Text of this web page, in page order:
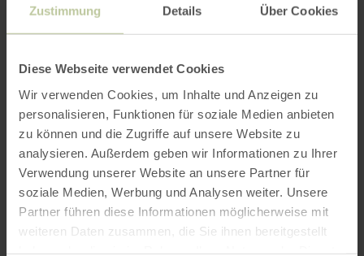
Zustimmung Details Über Cookies
Diese Webseite verwendet Cookies
Wir verwenden Cookies, um Inhalte und Anzeigen zu
personalisieren, Funktionen für soziale Medien anbieten
zu können und die Zugriffe auf unsere Website zu
analysieren. Außerdem geben wir Informationen zu Ihrer
Verwendung unserer Website an unsere Partner für
soziale Medien, Werbung und Analysen weiter. Unsere
Partner führen diese Informationen möglicherweise mit
weiteren Daten zusammen, die Sie ihnen bereitgestellt
Lengte: ca. 11 km
Vertrek: 13 uur, Dorpsplein Strauch
Wijzigingen in het wandelprogramma
voorbehouden. Voor rugzakvoeding moet in ieder
geval worden gezorgd. Gasten zijn van harte
welkom. Alle leden van de Eifelvereniging,
inclusief de wandelgeleiders en -leidsters van
de Eifelvereniging, zijn bij alle statutair